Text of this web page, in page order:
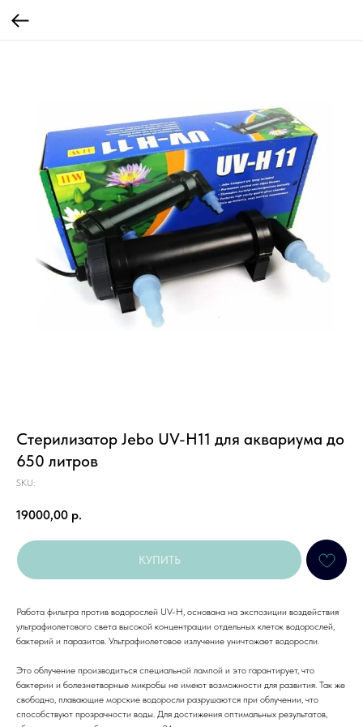
Стерилизатор Jebo UV-H11 для аквариума до
650 литров
SKU:
19000,00 р.
КУПИТЬ
Работа фильтра против водорослей UV-H, основана на экспозиции воздействия
ультрафиолетового света высокой концентрации отдельных клеток водорослей,
бактерий и паразитов. Ультрафиолетовое излучение уничтожает водоросли.
Это облучение производиться специальной лампой и это гарантирует, что
бактерии и болезнетворные микробы не имеют возможности для развития. Так же
свободно, плавающие морские водоросли разрушаются при облучении, что
способствуют прозрачности воды. Для достижения оптимальных результатов,